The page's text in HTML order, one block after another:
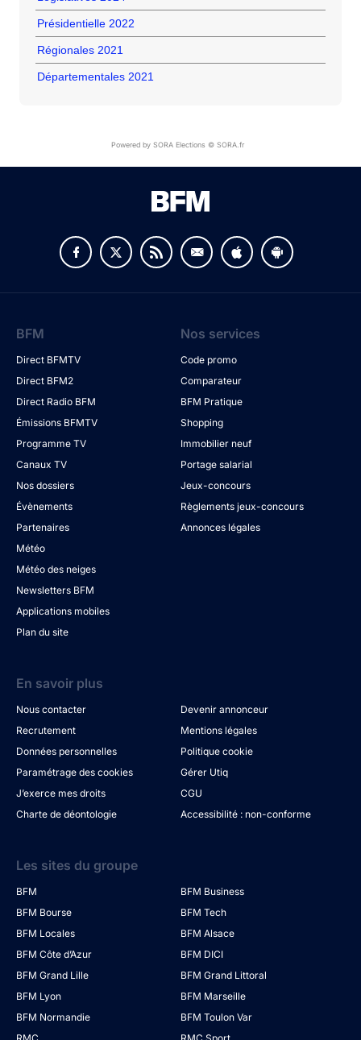
Présidentielle 2022
Régionales 2021
Départementales 2021
Powered by SORA Elections © SORA.fr
BFM
Direct BFMTV
Direct BFM2
Direct Radio BFM
Émissions BFMTV
Programme TV
Canaux TV
Nos dossiers
Évènements
Partenaires
Météo
Météo des neiges
Newsletters BFM
Applications mobiles
Plan du site
Nos services
Code promo
Comparateur
BFM Pratique
Shopping
Immobilier neuf
Portage salarial
Jeux-concours
Règlements jeux-concours
Annonces légales
En savoir plus
Nous contacter
Devenir annonceur
Recrutement
Mentions légales
Données personnelles
Politique cookie
Paramétrage des cookies
Gérer Utiq
J’exerce mes droits
CGU
Charte de déontologie
Accessibilité : non-conforme
Les sites du groupe
BFM
BFM Business
BFM Bourse
BFM Tech
BFM Locales
BFM Alsace
BFM Côte d’Azur
BFM DICI
BFM Grand Lille
BFM Grand Littoral
BFM Lyon
BFM Marseille
BFM Normandie
BFM Toulon Var